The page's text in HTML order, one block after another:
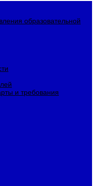
образовательной
и требования